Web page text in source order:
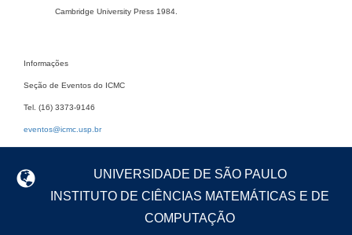
Cambridge University Press 1984.
Informações
Seção de Eventos do ICMC
Tel. (16) 3373-9146
eventos@icmc.usp.br
UNIVERSIDADE DE SÃO PAULO
INSTITUTO DE CIÊNCIAS MATEMÁTICAS E DE
COMPUTAÇÃO